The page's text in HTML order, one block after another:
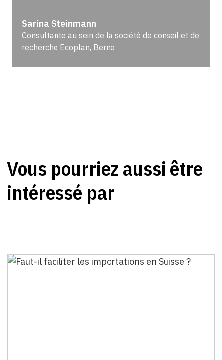
Sarina Steinmann
Consultante au sein de la société de conseil et de
recherche Ecoplan, Berne
Vous pourriez aussi être
intéressé par